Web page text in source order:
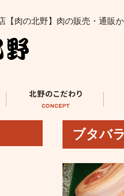
【肉の北野】肉の販売・通販
ブタバラ